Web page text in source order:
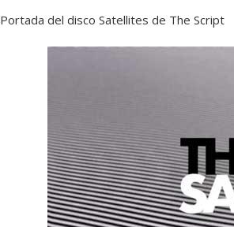
Portada del disco Satellites de The Script